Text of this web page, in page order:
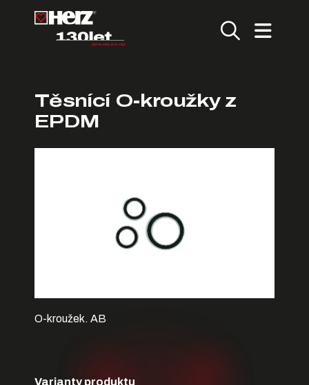
Těsnící O-kroužky z
EPDM
O-kroužek. AB
Varianty produktu